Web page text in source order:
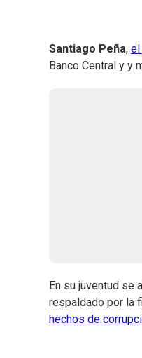
Santiago Peña, el
Banco Central y y
En su juventud se
respaldado por la
hechos de